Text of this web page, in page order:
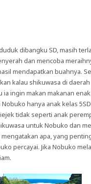
dibangku SD, masih
dan mencoba
mendapatkan buahnya.
kalau shikuwasa di
ingin makan makanan
hanya anak kelas
tidak seperti anak
untuk Nobuko dan
apa, yang
percayai. Jika Nobuko